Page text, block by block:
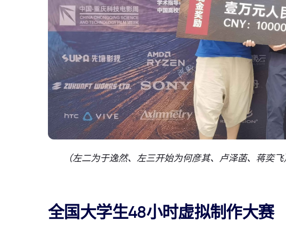
（左二为于逸然、左三开始为何彦其、卢泽菡、蒋奕飞
全国大学生48小时虚拟制作大赛